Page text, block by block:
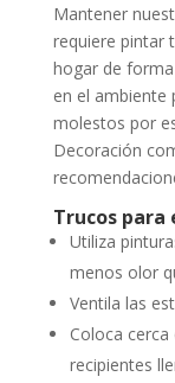
Mantener
requiere pintar
hogar de
en el ambiente
molestos por
Decoración
Trucos
Utiliza
menos olor
Ventila las
Coloca
recipientes